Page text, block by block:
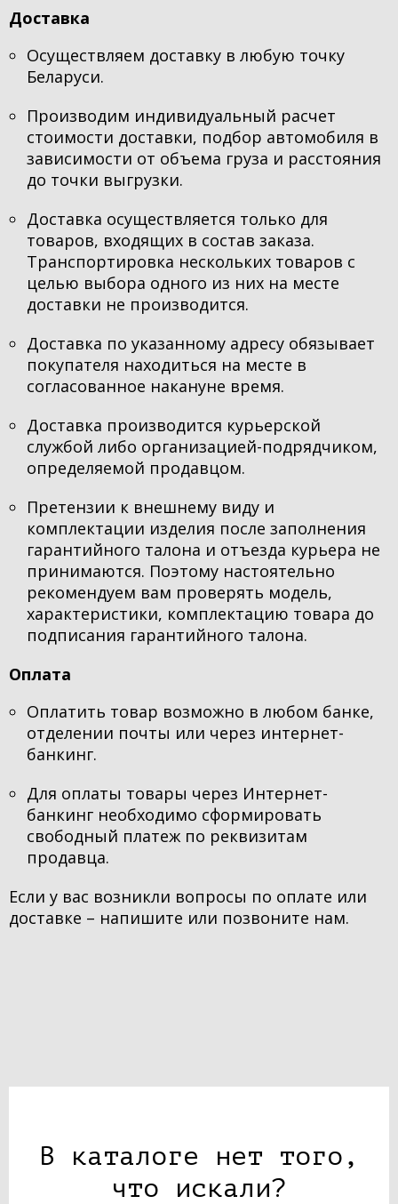
Доставка
Осуществляем доставку в любую точку
Беларуси.
Производим индивидуальный расчет
стоимости доставки, подбор автомобиля в
зависимости от объема груза и расстояния
до точки выгрузки.
Доставка осуществляется только для
товаров, входящих в состав заказа.
Транспортировка нескольких товаров с
целью выбора одного из них на месте
доставки не производится.
Доставка по указанному адресу обязывает
покупателя находиться на месте в
согласованное накануне время.
Доставка производится курьерской
службой либо организацией-подрядчиком,
определяемой продавцом.
Претензии к внешнему виду и
комплектации изделия после заполнения
гарантийного талона и отъезда курьера не
принимаются. Поэтому настоятельно
рекомендуем вам проверять модель,
характеристики, комплектацию товара до
подписания гарантийного талона.
Оплата
Оплатить товар возможно в любом банке,
отделении почты или через интернет-
банкинг.
Для оплаты товары через Интернет-
банкинг необходимо сформировать
свободный платеж по реквизитам
продавца.
Если у вас возникли вопросы по оплате или
доставке – напишите или позвоните нам.
В каталоге нет того,
что искали?